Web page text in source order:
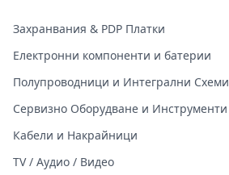
Захранвания & PDP Платки
Електронни компоненти и батерии
Полупроводници и Интегрални Схеми
Сервизно Оборудване и Инструменти
Кабели и Накрайници
TV / Аудио / Видео